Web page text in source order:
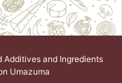
Additives and Ingredients
Umazuma